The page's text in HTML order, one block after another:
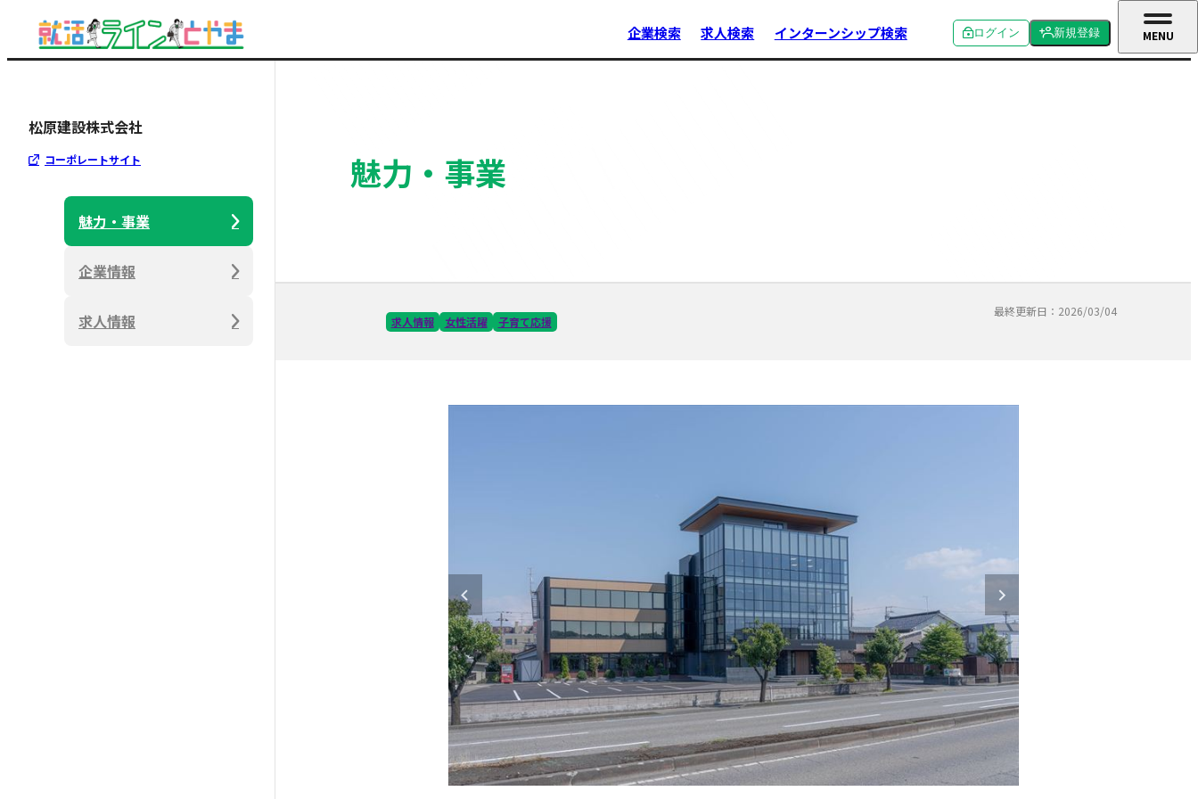
企業検索 求人検索 インターンシップ検索 ログイン 新規登録
松原建設株式会社
コーポレートサイト
魅力・事業
企業情報
求人情報
魅力・事業
求人情報 女性活躍 子育て応援
最終更新日：2026/03/04
MENU